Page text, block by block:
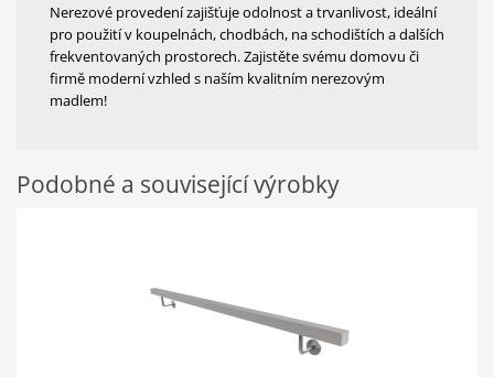
Nerezové provedení zajišťuje odolnost a trvanlivost, ideální
pro použití v koupelnách, chodbách, na schodištích a dalších
frekventovaných prostorech. Zajistěte svému domovu či
firmě moderní vzhled s naším kvalitním nerezovým
madlem!
Podobné a související výrobky